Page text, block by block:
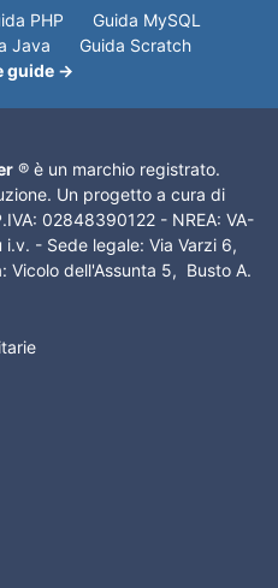
PHP
Guida MySQL
Java
Guida Scratch
guide →
® è un marchio registrato.
Un progetto a cura di
02848390122 - NREA: VA-
- Sede legale: Via Varzi 6,
Vicolo dell'Assunta 5, Busto A.